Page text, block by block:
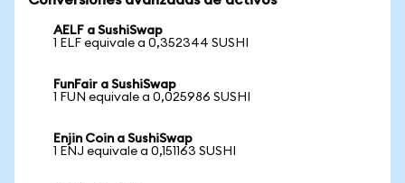
AELF a SushiSwap
1 ELF equivale a 0,352344 SUSHI
FunFair a SushiSwap
1 FUN equivale a 0,025986 SUSHI
Enjin Coin a SushiSwap
1 ENJ equivale a 0,151163 SUSHI